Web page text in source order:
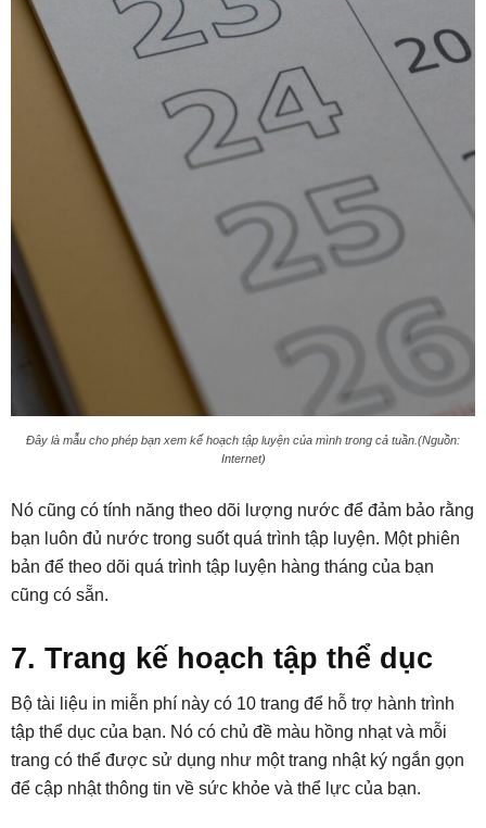
Đây là mẫu cho phép bạn xem kế hoạch tập luyện của mình trong cả tuần.(Nguồn:
Internet)
Nó cũng có tính năng theo dõi lượng nước để đảm bảo rằng
bạn luôn đủ nước trong suốt quá trình tập luyện. Một phiên
bản để theo dõi quá trình tập luyện hàng tháng của bạn
cũng có sẵn.
7. Trang kế hoạch tập thể dục
Bộ tài liệu in miễn phí này có 10 trang để hỗ trợ hành trình
tập thể dục của bạn. Nó có chủ đề màu hồng nhạt và mỗi
trang có thể được sử dụng như một trang nhật ký ngắn gọn
để cập nhật thông tin về sức khỏe và thể lực của bạn.